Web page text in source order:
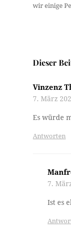
wir einige
Dieser
Vinzenz
7. März
Es würde
Antworten
7.
Ist es